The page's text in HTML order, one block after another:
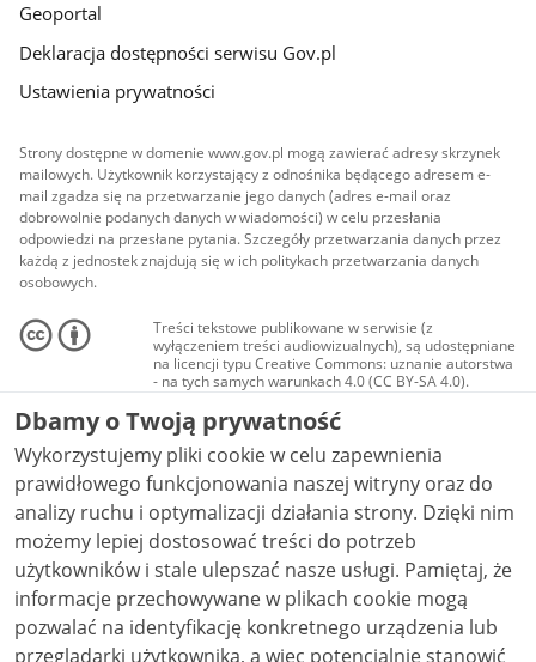
Geoportal
Deklaracja dostępności serwisu Gov.pl
Ustawienia prywatności
Strony dostępne w domenie www.gov.pl mogą zawierać adresy skrzynek
mailowych. Użytkownik korzystający z odnośnika będącego adresem e-
mail zgadza się na przetwarzanie jego danych (adres e-mail oraz
dobrowolnie podanych danych w wiadomości) w celu przesłania
odpowiedzi na przesłane pytania. Szczegóły przetwarzania danych przez
każdą z jednostek znajdują się w ich politykach przetwarzania danych
osobowych.
Treści tekstowe publikowane w serwisie (z
wyłączeniem treści audiowizualnych), są udostępniane
na licencji typu Creative Commons: uznanie autorstwa
- na tych samych warunkach 4.0 (CC BY-SA 4.0).
Materiały audiowizualne, w tym zdjęcia, materiały
audio i wideo, są udostępniane na licencji typu
Creative Commons: uznanie autorstwa użycie
niekomercyjne - bez utworów zależnych 4.0 (CC BY-
NC-ND 4.0), o ile nie jest to stwierdzone inaczej.
Dbamy o Twoją prywatność
Wykorzystujemy pliki cookie w celu zapewnienia
prawidłowego funkcjonowania naszej witryny oraz do
analizy ruchu i optymalizacji działania strony. Dzięki nim
możemy lepiej dostosować treści do potrzeb
użytkowników i stale ulepszać nasze usługi. Pamiętaj, że
informacje przechowywane w plikach cookie mogą
pozwalać na identyfikację konkretnego urządzenia lub
przeglądarki użytkownika, a więc potencjalnie stanowić